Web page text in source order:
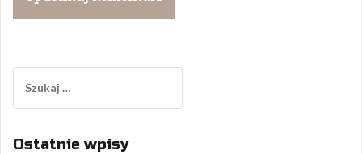
Ostatnie wpisy